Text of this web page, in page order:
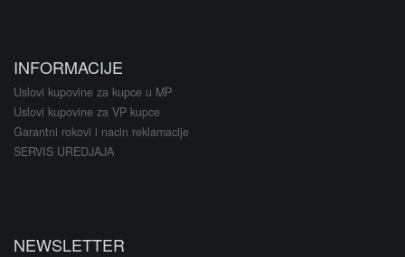
INFORMACIJE
Uslovi kupovine za kupce u MP
Uslovi kupovine za VP kupce
Garantni rokovi i nacin reklamacije
SERVIS UREDJAJA
NEWSLETTER